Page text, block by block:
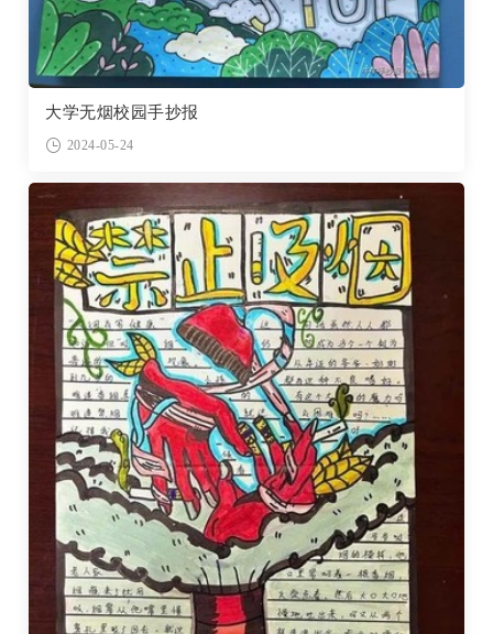
大学无烟校园手抄报
2024-05-24